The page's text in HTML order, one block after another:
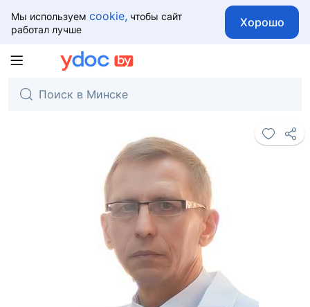
Мы используем cookie, чтобы сайт
работал лучше
Хорошо